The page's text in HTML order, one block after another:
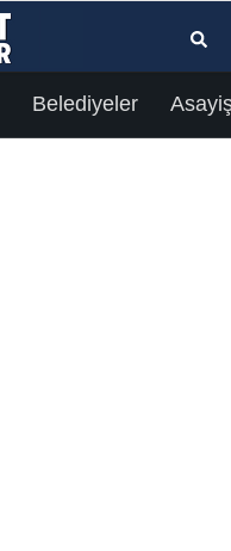
Belediyeler